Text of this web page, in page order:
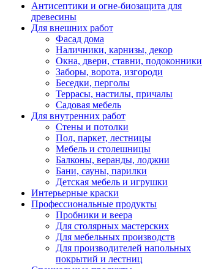
Антисептики и огне-биозащита для
древесины
Для внешних работ
Фасад дома
Наличники, карнизы, декор
Окна, двери, ставни, подоконники
Заборы, ворота, изгороди
Беседки, перголы
Террасы, настилы, причалы
Садовая мебель
Для внутренних работ
Стены и потолки
Пол, паркет, лестницы
Мебель и столешницы
Балконы, веранды, лоджии
Бани, сауны, парилки
Детская мебель и игрушки
Интерьерные краски
Профессиональные продукты
Пробники и веера
Для столярных мастерских
Для мебельных производств
Для производителей напольных
покрытий и лестниц